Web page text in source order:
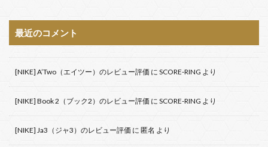
最近のコメント
[NIKE] A’Two（エイツー）のレビュー評価 に SCORE-RING より
[NIKE] Book 2（ブック2）のレビュー評価 に SCORE-RING より
[NIKE] Ja3（ジャ3）のレビュー評価 に 匿名 より